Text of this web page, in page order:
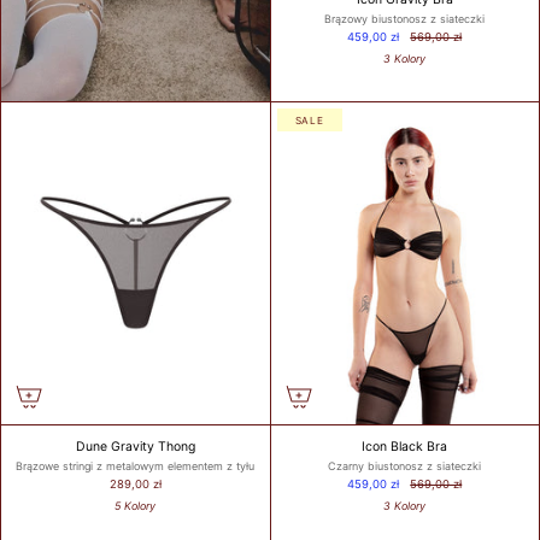
WHAT IS
YOUR
WHAT IS
Brązowy biustonosz z siateczki
459,00 zł
569,00 zł
3 Kolory
Dune Gravity Thong
Brązowe stringi z metalowym elementem z tyłu
289,00 zł
5 Kolory
SALE
Icon Black Bra
Czarny biustonosz z siateczki
459,00 zł
569,00 zł
3 Kolory